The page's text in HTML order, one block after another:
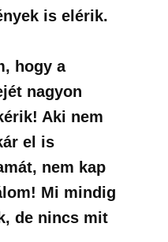
is elérik.
hogy a
nagyon
Aki nem
el is
nem kap
Mi mindig
de nincs mit